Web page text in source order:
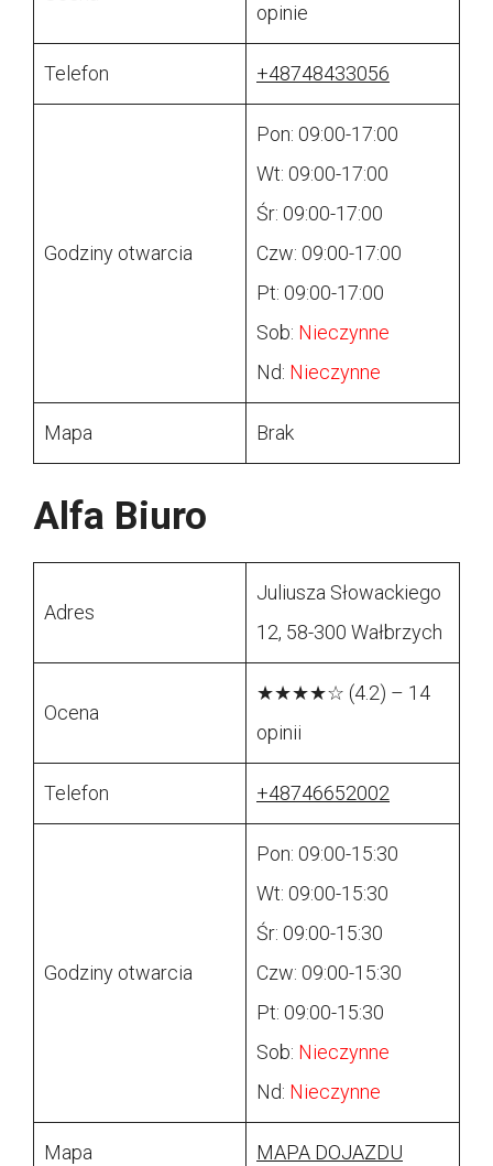
opinie
Telefon +48748433056
Godziny otwarcia
Pon: 09:00-17:00
Wt: 09:00-17:00
Śr: 09:00-17:00
Czw: 09:00-17:00
Pt: 09:00-17:00
Sob: Nieczynne
Nd: Nieczynne
Mapa Brak
Alfa Biuro
Adres
Juliusza Słowackiego
12, 58-300 Wałbrzych
Ocena
★★★★☆ (4.2) – 14
opinii
Telefon +48746652002
Godziny otwarcia
Pon: 09:00-15:30
Wt: 09:00-15:30
Śr: 09:00-15:30
Czw: 09:00-15:30
Pt: 09:00-15:30
Sob: Nieczynne
Nd: Nieczynne
Mapa MAPA DOJAZDU